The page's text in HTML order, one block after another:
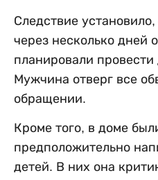
Следствие
через несколько дней
планировали
Мужчина отверг все
обращении.
Кроме того, в доме
предположительно
детей. В них она